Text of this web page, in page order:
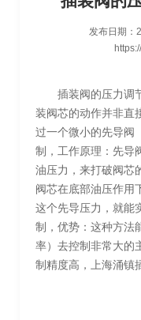
发布日期：
插装阀的压力调
装阀芯的动作并非直
过一个微小的先导阀
制，工作原理：先导
油压力，来打破阀芯
阀芯在底部油压作用
这个先导压力，就能
制，优势：这种方法
率）去控制非常大的
制精度高，上海涌镇